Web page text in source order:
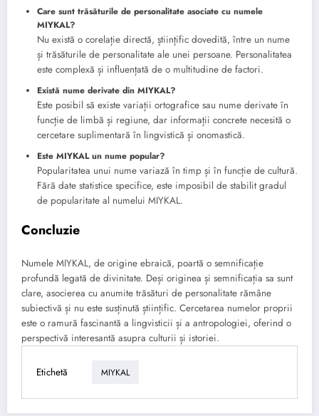
Care sunt trăsăturile de personalitate asociate cu numele
MIYKAL?
Nu există o corelație directă, științific dovedită, între un nume
și trăsăturile de personalitate ale unei persoane. Personalitatea
este complexă și influențată de o multitudine de factori.
Există nume derivate din MIYKAL?
Este posibil să existe variații ortografice sau nume derivate în
funcție de limbă și regiune, dar informații concrete necesită o
cercetare suplimentară în lingvistică și onomastică.
Este MIYKAL un nume popular?
Popularitatea unui nume variază în timp și în funcție de cultură.
Fără date statistice specifice, este imposibil de stabilit gradul
de popularitate al numelui MIYKAL.
Concluzie
Numele MIYKAL, de origine ebraică, poartă o semnificație
profundă legată de divinitate. Deși originea și semnificația sa sunt
clare, asocierea cu anumite trăsături de personalitate rămâne
subiectivă și nu este susținută științific. Cercetarea numelor proprii
este o ramură fascinantă a lingvisticii și a antropologiei, oferind o
perspectivă interesantă asupra culturii și istoriei.
Etichetă MIYKAL